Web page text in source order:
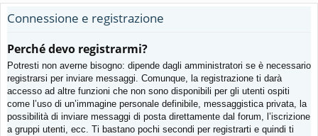
Connessione e registrazione
Perché devo registrarmi?
Potresti non averne bisogno: dipende dagli amministratori se è necessario
registrarsi per inviare messaggi. Comunque, la registrazione ti darà
accesso ad altre funzioni che non sono disponibili per gli utenti ospiti
come l’uso di un’immagine personale definibile, messaggistica privata, la
possibilità di inviare messaggi di posta direttamente dal forum, l’iscrizione
a gruppi utenti, ecc. Ti bastano pochi secondi per registrarti e quindi ti